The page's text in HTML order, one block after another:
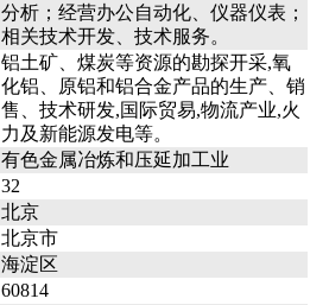
分析；经营办公自动化、仪器仪表；
相关技术开发、技术服务。
铝土矿、煤炭等资源的勘探开采,氧
化铝、原铝和铝合金产品的生产、销
售、技术研发,国际贸易,物流产业,火
力及新能源发电等。
有色金属冶炼和压延加工业
32
北京
北京市
海淀区
60814